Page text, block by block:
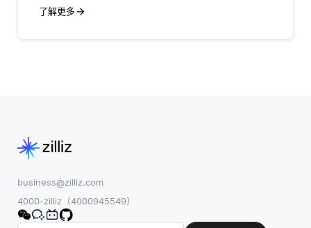
了解更多
business@zilliz.com
4000-zilliz（4000945549）